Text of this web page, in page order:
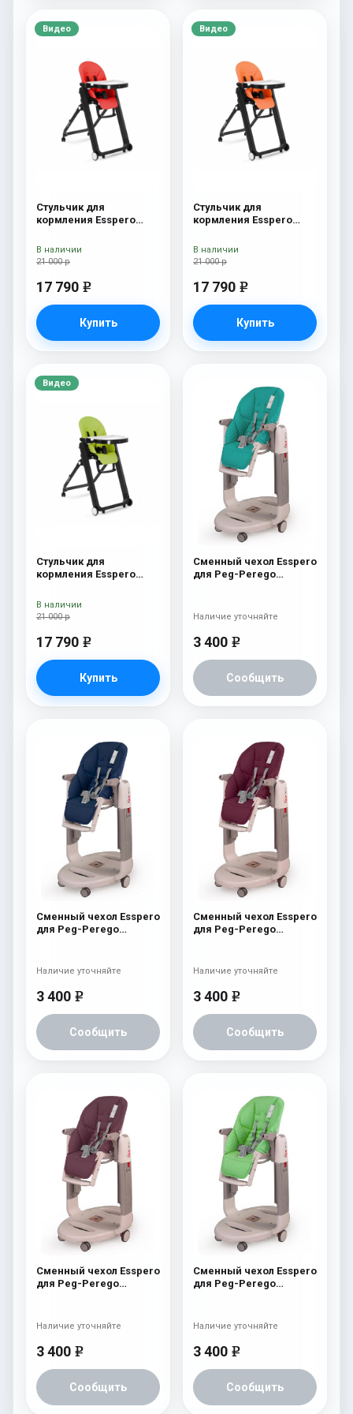
Видео
Стульчик для
кормления Esspero
21 000 р
17 790 e
Купить
В наличии
Видео
Стульчик для
кормления Esspero
21 000 р
17 790 e
Купить
В наличии
Видео
Стульчик для
кормления Esspero
21 000 р
17 790 e
Купить
В наличии
Сменный чехол Esspero
для Peg-Perego
3 400 e
Сообщить
Наличие уточняйте
Сменный чехол Esspero
для Peg-Perego
3 400 e
Сообщить
Наличие уточняйте
Сменный чехол Esspero
для Peg-Perego
3 400 e
Сообщить
Наличие уточняйте
Сменный чехол Esspero
для Peg-Perego
3 400 e
Сообщить
Наличие уточняйте
Сменный чехол Esspero
для Peg-Perego
3 400 e
Сообщить
Наличие уточняйте